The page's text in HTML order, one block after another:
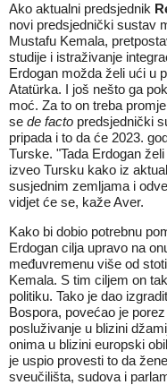
Ako aktualni predsjednik
novi predsjednički sustav
Mustafu Kemala,
studije i istraživanje
Erdogan možda želi ući u
Atatürka. I još nešto ga
moć. Za to on treba
se de facto predsjednički
pripada i to da će 2023.
Turske. "Tada Erdogan
izveo Tursku kako iz
susjednim zemljama i
vidjet će se, kaže Aver.
Kako bi dobio potrebnu
Erdogan cilja upravo na
međuvremenu više od
Kemala. S tim ciljem on
politiku. Tako je dao
Bospora, povećao je
posluživanje u blizini
onima u blizini europski
je uspio provesti to da
sveučilišta, sudova i